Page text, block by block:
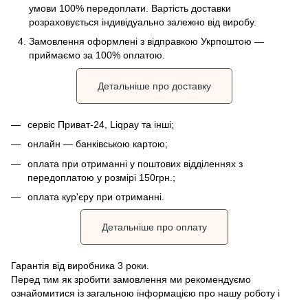
умови 100% передоплати. Вартість доставки
розраховується індивідуально залежно від виробу.
Замовлення оформлені з відправкою Укрпоштою —
приймаємо за 100% оплатою.
Детальніше про доставку
сервіс Приват-24, Liqpay та інші;
онлайн — банківською картою;
оплата при отриманні у поштових відділеннях з
передоплатою у розмірі 150грн.;
оплата кур'єру при отриманні.
Детальніше про оплату
Гарантія від виробника 3 роки.
Перед тим як зробити замовлення ми рекомендуємо
ознайомитися із загальною інформацією про нашу роботу і